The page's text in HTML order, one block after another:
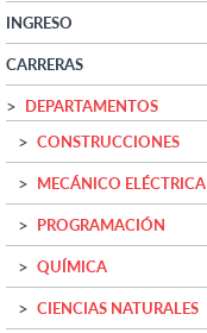
INGRESO
CARRERAS
DEPARTAMENTOS
CONSTRUCCIONES
MECÁNICO ELÉCTRICA
PROGRAMACIÓN
QUÍMICA
CIENCIAS NATURALES